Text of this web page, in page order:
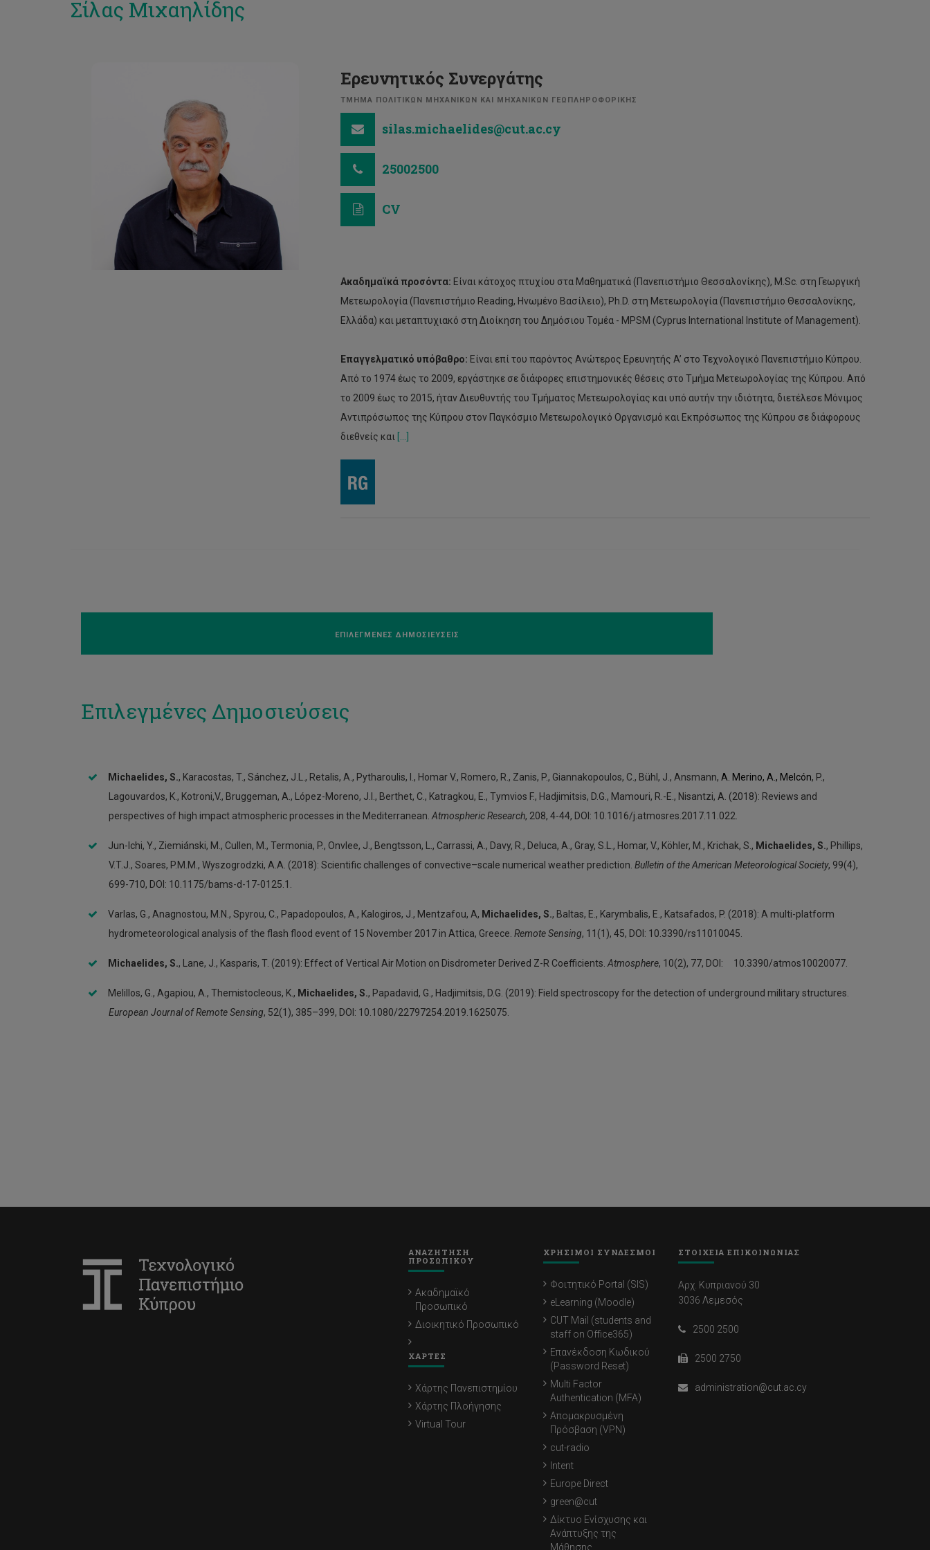
Σίλας Μιχαηλίδης
Ερευνητικός Συνεργάτης
ΤΜΗΜΑ ΠΟΛΙΤΙΚΩΝ ΜΗΧΑΝΙΚΩΝ ΚΑΙ ΜΗΧΑΝΙΚΩΝ ΓΕΩΠΛΗΡΟΦΟΡΙΚΗΣ
silas.michaelides@cut.ac.cy
25002500
CV
Ακαδημαϊκά προσόντα: Είναι κάτοχος πτυχίου στα Μαθηματικά (Πανεπιστήμιο Θεσσαλονίκης), M.Sc. στη Γεωργική
Μετεωρολογία (Πανεπιστήμιο Reading, Ηνωμένο Βασίλειο), Ph.D. στη Μετεωρολογία (Πανεπιστήμιο Θεσσαλονίκης,
Ελλάδα) και μεταπτυχιακό στη Διοίκηση του Δημόσιου Τομέα - MPSM (Cyprus International Institute of Management).
Επαγγελματικό υπόβαθρο: Είναι επί του παρόντος Ανώτερος Ερευνητής A’ στο Τεχνολογικό Πανεπιστήμιο Κύπρου.
Από το 1974 έως το 2009, εργάστηκε σε διάφορες επιστημονικές θέσεις στο Τμήμα Μετεωρολογίας της Κύπρου. Από
το 2009 έως το 2015, ήταν Διευθυντής του Τμήματος Μετεωρολογίας και υπό αυτήν την ιδιότητα, διετέλεσε Μόνιμος
Αντιπρόσωπος της Κύπρου στον Παγκόσμιο Μετεωρολογικό Οργανισμό και Εκπρόσωπος της Κύπρου σε διάφορους
διεθνείς και
ΕΠΙΛΕΓΜΕΝΕΣ ΔΗΜΟΣΙΕΥΣΕΙΣ
Επιλεγμένες Δημοσιεύσεις
Michaelides, S., Karacostas, T., Sánchez, J.L., Retalis, A., Pytharoulis, I., Homar V., Romero, R., Zanis, P., Giannakopoulos, C., Bühl, J., Ansmann, A. Merino, A., Melcón, P.,
Lagouvardos, K., Kotroni,V., Bruggeman, A., López-Moreno, J.I., Berthet, C., Katragkou, E., Tymvios F., Hadjimitsis, D.G., Mamouri, R.-E., Nisantzi, A. (2018): Reviews and
perspectives of high impact atmospheric processes in the Mediterranean. Atmospheric Research, 208, 4-44, DOI: 10.1016/j.atmosres.2017.11.022.
Jun-Ichi, Y., Ziemiánski, M., Cullen, M., Termonia, P., Onvlee, J., Bengtsson, L., Carrassi, A., Davy, R., Deluca, A., Gray, S.L., Homar, V., Köhler, M., Krichak, S., Michaelides, S., Phillips,
V.T.J., Soares, P.M.M., Wyszogrodzki, A.A. (2018): Scientific challenges of convective–scale numerical weather prediction. Bulletin of the American Meteorological Society, 99(4),
699-710, DOI: 10.1175/bams-d-17-0125.1.
Varlas, G., Anagnostou, M.N., Spyrou, C., Papadopoulos, A., Kalogiros, J., Mentzafou, A, Michaelides, S., Baltas, E., Karymbalis, E., Katsafados, P. (2018): A multi-platform
hydrometeorological analysis of the flash flood event of 15 November 2017 in Attica, Greece. Remote Sensing, 11(1), 45, DOI: 10.3390/rs11010045.
Michaelides, S., Lane, J., Kasparis, T. (2019): Effect of Vertical Air Motion on Disdrometer Derived Z-R Coefficients. Atmosphere, 10(2), 77, DOI: 10.3390/atmos10020077.
Melillos, G., Agapiou, A., Themistocleous, K., Michaelides, S., Papadavid, G., Hadjimitsis, D.G. (2019): Field spectroscopy for the detection of underground military structures.
European Journal of Remote Sensing, 52(1), 385–399, DOI: 10.1080/22797254.2019.1625075.
ΑΝΑΖΗΤΗΣΗ
ΠΡΟΣΩΠΙΚΟΥ
Ακαδημαϊκό
Προσωπικό
Διοικητικό Προσωπικό
ΧΑΡΤΕΣ
Χάρτης Πανεπιστημίου
Χάρτης Πλοήγησης
Virtual Tour
ΧΡΗΣΙΜΟΙ ΣΥΝΔΕΣΜΟΙ
Φοιτητικό Portal (SIS)
eLearning (Moodle)
CUT Mail (students and
staff on Office365)
Επανέκδοση Κωδικού
(Password Reset)
Multi Factor
Authentication (MFA)
Απομακρυσμένη
Πρόσβαση (VPN)
cut-radio
Intent
Europe Direct
green@cut
Δίκτυο Ενίσχυσης και
Ανάπτυξης της
Μάθησης
ΣΤΟΙΧΕΙΑ ΕΠΙΚΟΙΝΩΝΙΑΣ
Αρχ. Κυπριανού 30
3036 Λεμεσός
2500 2500
2500 2750
administration@cut.ac.cy